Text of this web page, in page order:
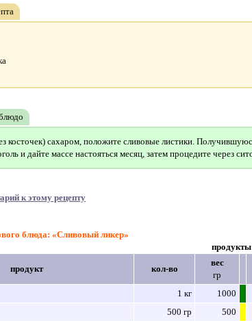
косточек) сахаром, положите сливовые листики.
и дайте массе настояться месяц, затем процедите через
к этому рецепту
блюда: «Сливовый ликер»
продукты
продукт кол-во
вес
гр
1 кг 1000
500 гр 500